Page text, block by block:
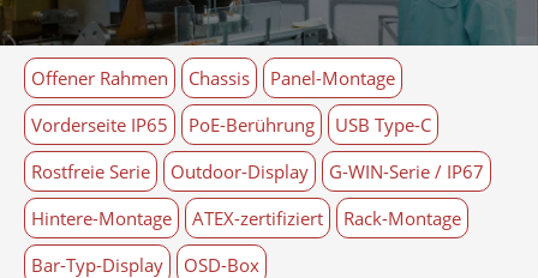
Offener Rahmen Chassis
Panel-Montage
Vorderseite IP65
PoE-Berührung
USB Type-C
Rostfreie Serie
Outdoor-Display
G-WIN-Serie / IP67
Hintere-Montage
ATEX-zertifiziert
Rack-Montage
Bar-Typ-Display
OSD-Box